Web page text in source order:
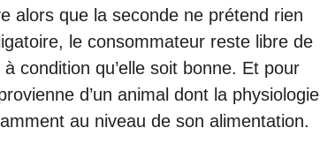
alors que la seconde ne prétend rien
le consommateur reste libre de
condition qu’elle soit bonne. Et pour
d’un animal dont la physiologie
au niveau de son alimentation.